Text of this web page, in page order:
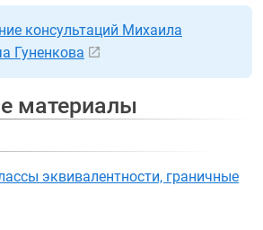
консультаций Михаила
Гуненкова
материалы
эквивалентности, граничные